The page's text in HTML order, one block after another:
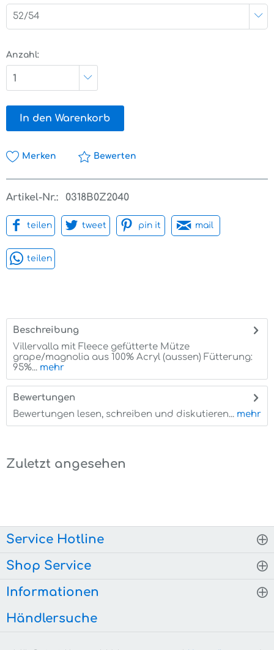
52/54
Anzahl:
1
In den Warenkorb
Merken Bewerten
Artikel-Nr.: 0318B0Z2040
teilen tweet pin it mail
teilen
Beschreibung
Villervalla mit Fleece gefütterte Mütze
grape/magnolia aus 100% Acryl (aussen) Fütterung:
95%... mehr
Bewertungen
Bewertungen lesen, schreiben und diskutieren... mehr
Zuletzt angesehen
Service Hotline
Shop Service
Informationen
Händlersuche